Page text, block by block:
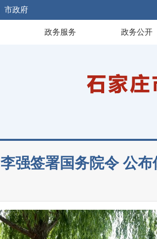
市政府
政务服务 政务公开
李强签署国务院令 公布